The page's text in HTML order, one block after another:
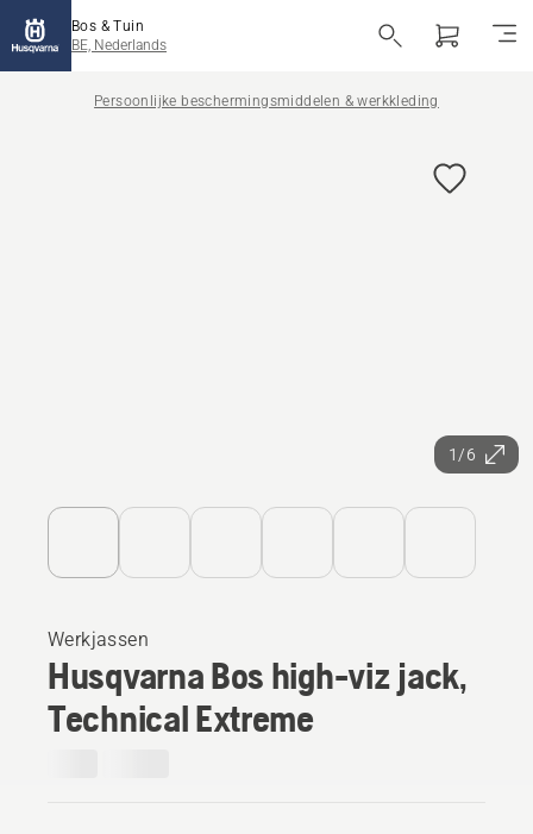
Bos & Tuin
BE, Nederlands
Persoonlijke beschermingsmiddelen & werkkleding
1/6
Werkjassen
Husqvarna Bos high-viz jack,
Technical Extreme